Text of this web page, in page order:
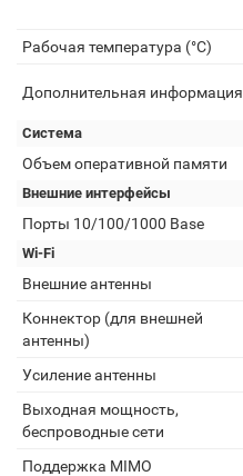
Рабочая температура (°C)
Дополнительная информация
Система
Объем оперативной памяти
Внешние интерфейсы
Порты 10/100/1000 Base
Wi-Fi
Внешние антенны
Коннектор (для внешней
антенны)
Усиление антенны
Выходная мощность,
беспроводные сети
Поддержка MIMO